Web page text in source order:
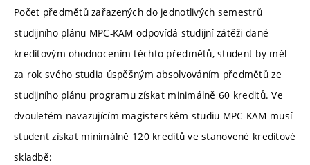
Počet předmětů zařazených do jednotlivých semestrů
studijního plánu MPC-KAM odpovídá studijní zátěži dané
kreditovým ohodnocením těchto předmětů, student by měl
za rok svého studia úspěšným absolvováním předmětů ze
studijního plánu programu získat minimálně 60 kreditů. Ve
dvouletém navazujícím magisterském studiu MPC-KAM musí
student získat minimálně 120 kreditů ve stanovené kreditové
skladbě: